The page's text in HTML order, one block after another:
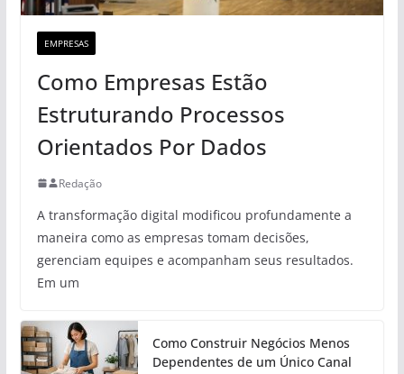
EMPRESAS
Como Empresas Estão
Estruturando Processos
Orientados Por Dados
Redação
A transformação digital modificou profundamente a
maneira como as empresas tomam decisões,
gerenciam equipes e acompanham seus resultados.
Em um
Como Construir Negócios Menos
Dependentes de um Único Canal